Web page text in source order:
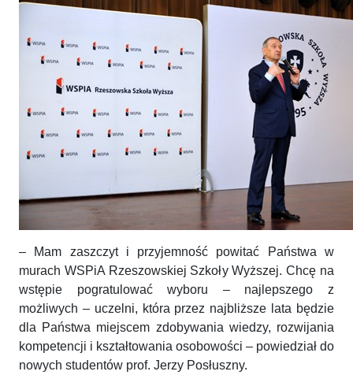
– Mam zaszczyt i przyjemność powitać Państwa w
murach WSPiA Rzeszowskiej Szkoły Wyższej. Chcę na
wstępie pogratulować wyboru – najlepszego z
możliwych – uczelni, która przez najbliższe lata będzie
dla Państwa miejscem zdobywania wiedzy, rozwijania
kompetencji i kształtowania osobowości – powiedział do
nowych studentów prof. Jerzy Posłuszny.